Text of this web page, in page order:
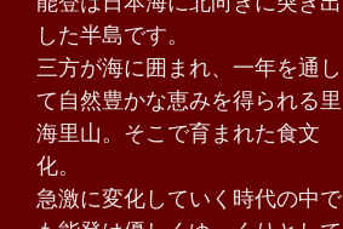
した半島です。
三方が海に囲まれ、一年を通し
て自然豊かな恵みを得られる里
海里山。そこで育まれた食文
化。
急激に変化していく時代の中で